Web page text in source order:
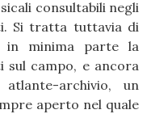
consultabili negli
Si tratta tuttavia di
in minima parte la
campo, e ancora
archivio, un
aperto nel quale